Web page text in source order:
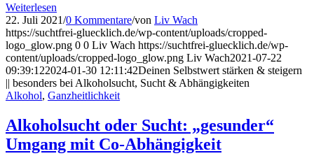
Weiterlesen
22. Juli 2021/0 Kommentare/von Liv Wach
https://suchtfrei-gluecklich.de/wp-content/uploads/cropped-
logo_glow.png 0 0 Liv Wach https://suchtfrei-gluecklich.de/wp-
content/uploads/cropped-logo_glow.png Liv Wach2021-07-22
09:39:122024-01-30 12:11:42Deinen Selbstwert stärken & steigern
|| besonders bei Alkoholsucht, Sucht & Abhängigkeiten
Alkohol, Ganzheitlichkeit
Alkoholsucht oder Sucht: „gesunder“
Umgang mit Co-Abhängigkeit